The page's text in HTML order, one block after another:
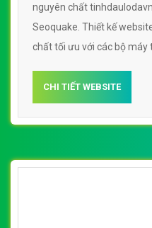
nguyên chất
Seoquake. Thiết kế
chất tối ưu với các bộ máy
lướt website Web bán
tinhdaulodavn
CHI TIẾT WEBSITE